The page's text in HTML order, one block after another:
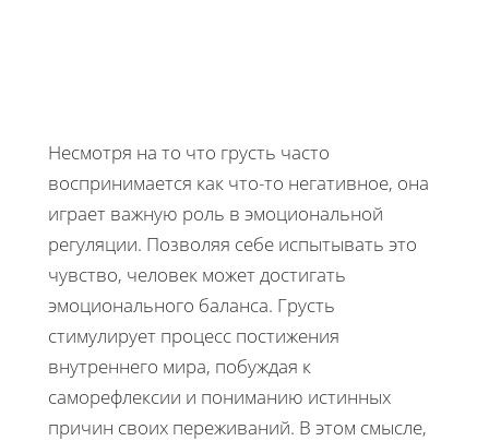
Несмотря на то что грусть часто
воспринимается как что-то негативное, она
играет важную роль в эмоциональной
регуляции. Позволяя себе испытывать это
чувство, человек может достигать
эмоционального баланса. Грусть
стимулирует процесс постижения
внутреннего мира, побуждая к
саморефлексии и пониманию истинных
причин своих переживаний. В этом смысле,